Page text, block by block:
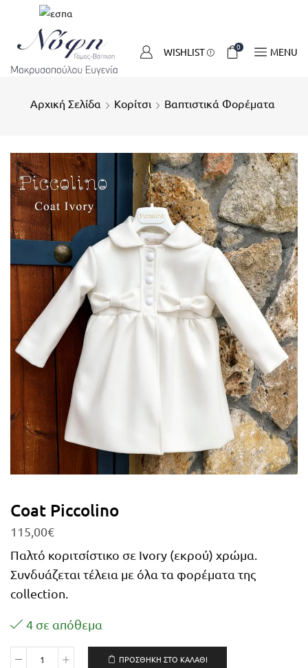
WISHLIST 0 MENU
Αρχική Σελίδα Κορίτσι Βαπτιστικά Φορέματα
Coat Piccolino
115,00€
Παλτό κοριτσίστικο σε Ivory (εκρού) χρώμα.
Συνδυάζεται τέλεια με όλα τα φορέματα της
collection.
4 σε απόθεμα
ΠΡΟΣΘΉΚΗ ΣΤΟ ΚΑΛΆΘΙ